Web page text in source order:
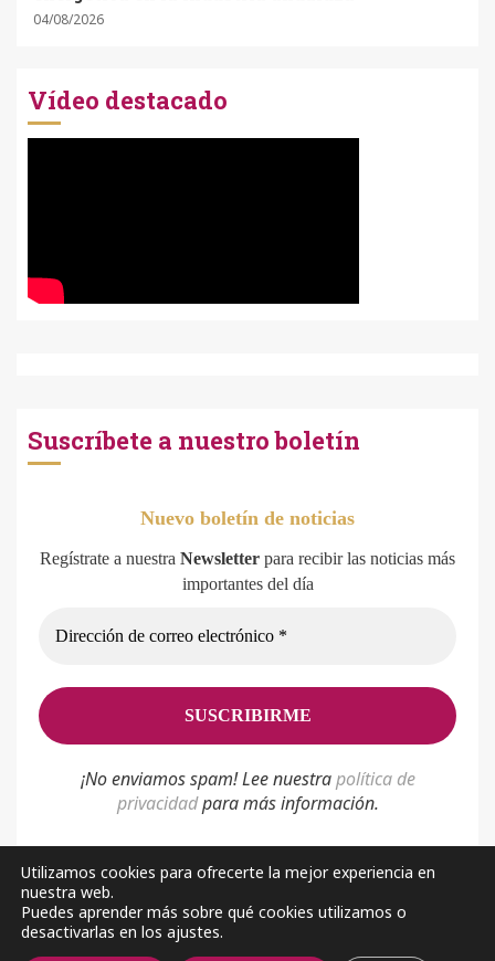
04/08/2026
Vídeo destacado
Suscríbete a nuestro boletín
Nuevo boletín de noticias
Regístrate a nuestra Newsletter para recibir las noticias más
importantes del día
¡No enviamos spam! Lee nuestrapolítica de
privacidadpara más información.
Política de privacidad Aviso Legal Sobre nosotros
Utilizamos cookies para ofrecerte la mejor experiencia en
nuestra web.
Puedes aprender más sobre qué cookies utilizamos o
desactivarlas en los ajustes.